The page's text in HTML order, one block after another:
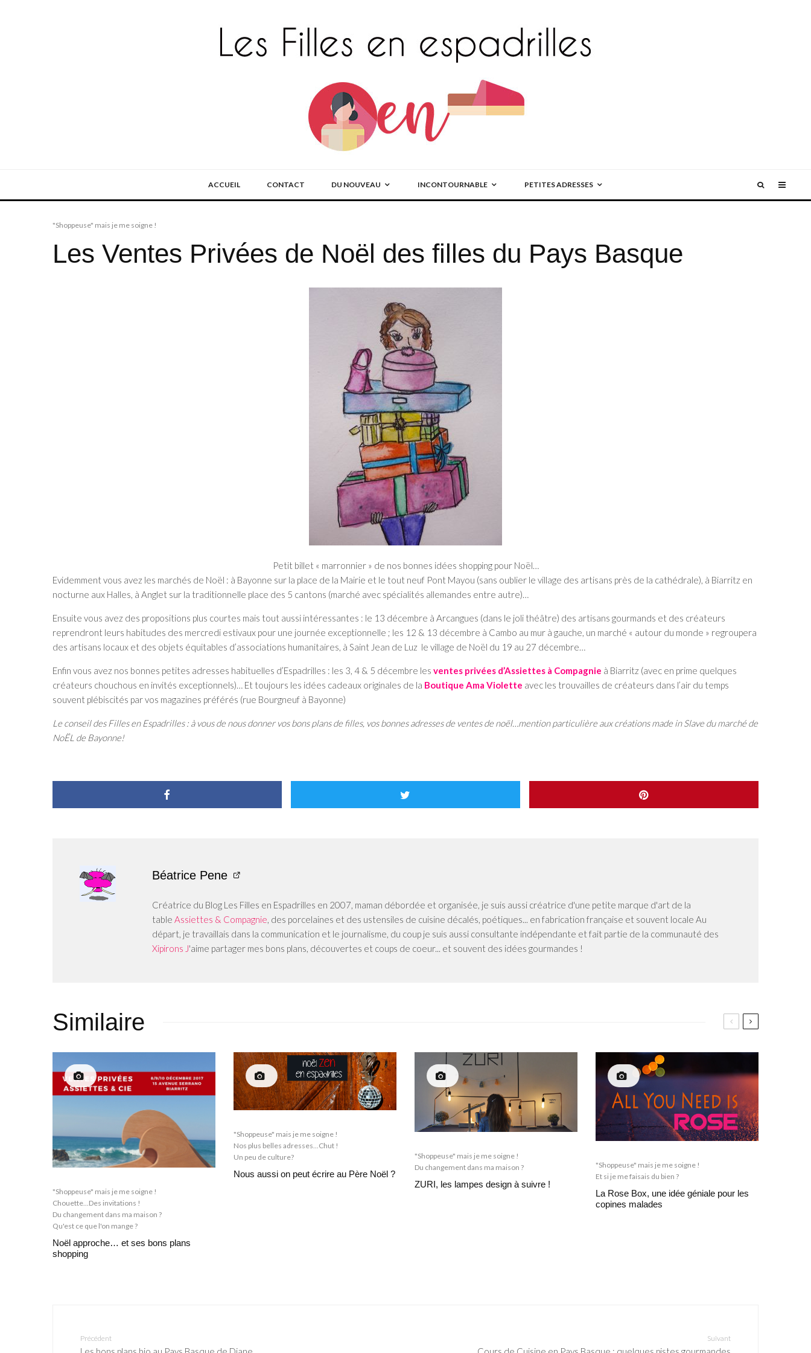
ACCUEIL CONTACT DU NOUVEAU INCONTOURNABLE PETITES ADRESSES
"Shoppeuse" mais je me soigne !
Les Ventes Privées de Noël des filles du Pays Basque
Petit billet « marronnier » de nos bonnes idées shopping pour Noël…
Evidemment vous avez les marchés de Noël : à Bayonne sur la place de la Mairie et le tout neuf Pont Mayou (sans oublier le village des artisans près de la cathédrale), à Biarritz en
nocturne aux Halles, à Anglet sur la traditionnelle place des 5 cantons (marché avec spécialités allemandes entre autre)…
Ensuite vous avez des propositions plus courtes mais tout aussi intéressantes : le 13 décembre à Arcangues (dans le joli théâtre) des artisans gourmands et des créateurs
reprendront leurs habitudes des mercredi estivaux pour une journée exceptionnelle ; les 12 & 13 décembre à Cambo au mur à gauche, un marché « autour du monde » regroupera
des artisans locaux et des objets équitables d’associations humanitaires, à Saint Jean de Luz le village de Noël du 19 au 27 décembre…
Enfin vous avez nos bonnes petites adresses habituelles d’Espadrilles : les 3, 4 & 5 décembre les ventes privées d’Assiettes à Compagnie à Biarritz (avec en prime quelques
créateurs chouchous en invités exceptionnels)… Et toujours les idées cadeaux originales de la Boutique Ama Violette avec les trouvailles de créateurs dans l’air du temps
souvent plébiscités par vos magazines préférés (rue Bourgneuf à Bayonne)
Le conseil des Filles en Espadrilles : à vous de nous donner vos bons plans de filles, vos bonnes adresses de ventes de noël…mention particulière aux créations made in Slave du marché de
NoËL de Bayonne!
Béatrice Pene
Créatrice du Blog Les Filles en Espadrilles en 2007, maman débordée et organisée, je suis aussi créatrice d'une petite marque d'art de la
table Assiettes & Compagnie, des porcelaines et des ustensiles de cuisine décalés, poétiques... en fabrication française et souvent locale Au
départ, je travaillais dans la communication et le journalisme, du coup je suis aussi consultante indépendante et fait partie de la communauté des
Xipirons J'aime partager mes bons plans, découvertes et coups de coeur... et souvent des idées gourmandes !
Similaire
"Shoppeuse" mais je me soigne !
Chouette...Des invitations !
Du changement dans ma maison ?
Qu'est ce que l'on mange ?
Noël approche… et ses bons plans
shopping
"Shoppeuse" mais je me soigne !
Nos plus belles adresses...Chut !
Un peu de culture?
Nous aussi on peut écrire au Père Noël ?
"Shoppeuse" mais je me soigne !
Du changement dans ma maison ?
ZURI, les lampes design à suivre !
"Shoppeuse" mais je me soigne !
Et si je me faisais du bien ?
La Rose Box, une idée géniale pour les
copines malades
Précédent Suivant